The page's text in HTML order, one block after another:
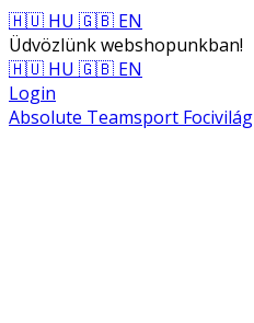
🇭🇺 HU 🇬🇧 EN
Üdvözlünk webshopunkban!
🇭🇺 HU 🇬🇧 EN
Login
Absolute Teamsport Focivilág